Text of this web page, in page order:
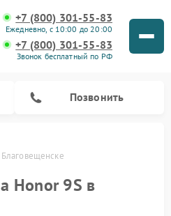
+7 (800) 301-55-83
Ежедневно, с 10:00 до 20:00
+7 (800) 301-55-83
Звонок бесплатный по РФ
Позвонить
Honor 9S в